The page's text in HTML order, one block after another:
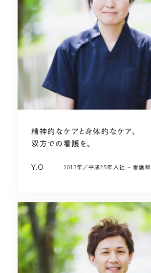
精神的なケアと身体的なケア、
双方での看護を。
Y.O 2013年／平成25年入社 看護師